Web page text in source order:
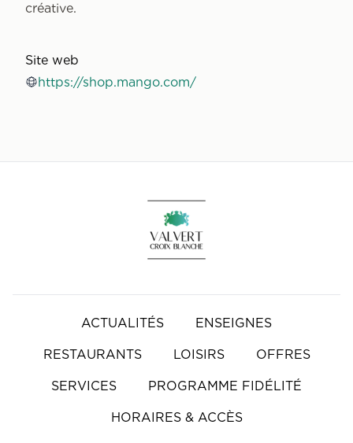
créative.
Site web
https://shop.mango.com/
Accueil
ACTUALITÉS ENSEIGNES
RESTAURANTS LOISIRS OFFRES
SERVICES PROGRAMME FIDÉLITÉ
HORAIRES & ACCÈS